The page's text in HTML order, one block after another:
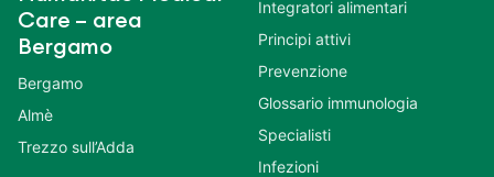
Care – area
Bergamo
Bergamo
Almè
Trezzo sull’Adda
Integratori alimentari
Principi attivi
Prevenzione
Glossario immunologia
Specialisti
Infezioni